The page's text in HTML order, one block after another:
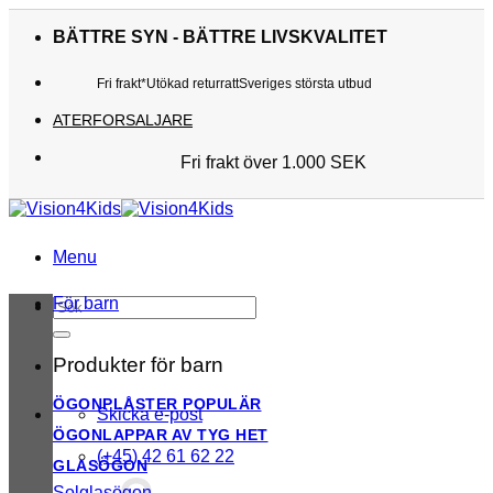
BÄTTRE SYN - BÄTTRE LIVSKVALITET
Fri frakt*Utökad returrattSveriges största utbud
ATERFORSALJARE
Fri frakt över 1.000 SEK
Kunderna älskar oss
Utökad returratt
Sveriges största utbud
Menu
Sök
efter:
Skicka e-post
(+45) 42 61 62 22
För barn
Produkter för barn
ÖGONPLÅSTER
ÖGONLAPPAR AV TYG
GLASÖGON